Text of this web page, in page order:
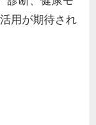
用が期待され